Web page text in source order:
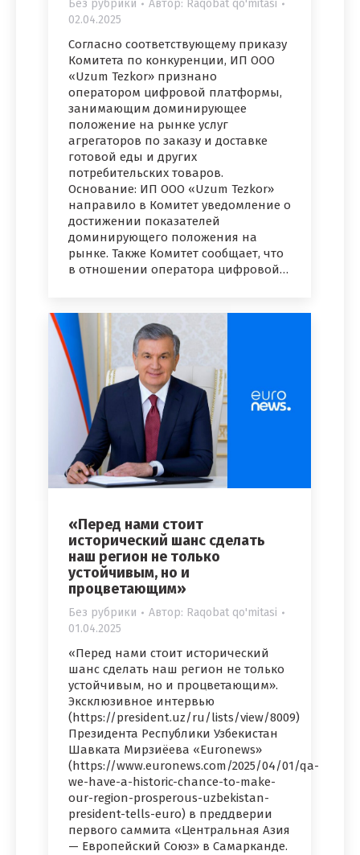
Без рубрики Автор: Raqobat qo'mitasi
02.04.2025
Согласно соответствующему приказу
Комитета по конкуренции, ИП ООО
«Uzum Tezkor» признано
оператором цифровой платформы,
занимающим доминирующее
положение на рынке услуг
агрегаторов по заказу и доставке
готовой еды и других
потребительских товаров.
Основание: ИП ООО «Uzum Tezkor»
направило в Комитет уведомление о
достижении показателей
доминирующего положения на
рынке. Также Комитет сообщает, что
в отношении оператора цифровой…
«Перед нами стоит
исторический шанс сделать
наш регион не только
устойчивым, но и
процветающим»
Без рубрики Автор: Raqobat qo'mitasi
01.04.2025
«Перед нами стоит исторический
шанс сделать наш регион не только
устойчивым, но и процветающим».
Эксклюзивное интервью
(https://president.uz/ru/lists/view/8009)
Президента Республики Узбекистан
Шавката Мирзиёева «Euronews»
(https://www.euronews.com/2025/04/01/qa-
we-have-a-historic-chance-to-make-
our-region-prosperous-uzbekistan-
president-tells-euro) в преддверии
первого саммита «Центральная Азия
— Европейский Союз» в Самарканде.